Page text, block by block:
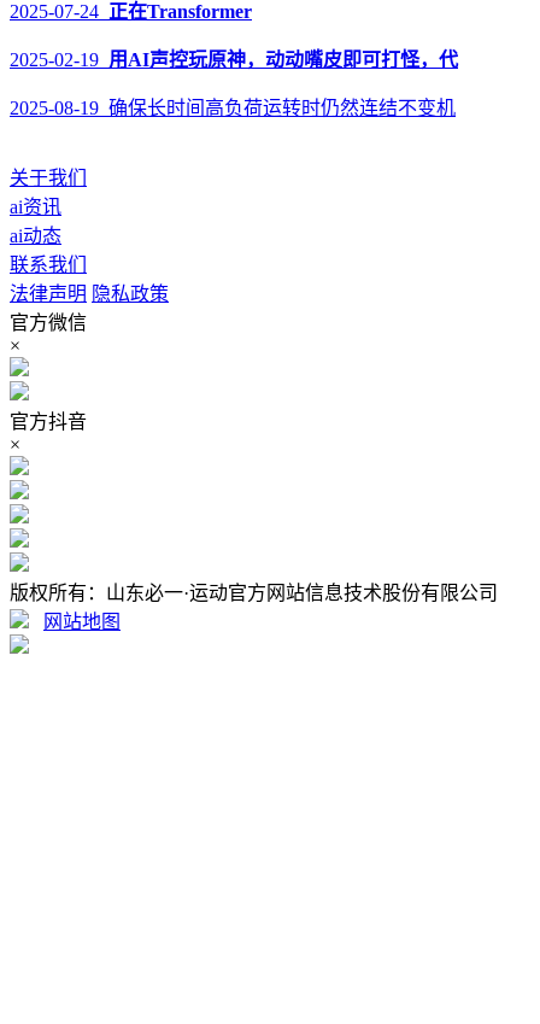
2025-07-24 正在Transformer
2025-02-19 用AI声控玩原神，动动嘴皮即可打怪，代
2025-08-19 确保长时间高负荷运转时仍然连结不变机
关于我们
ai资讯
ai动态
联系我们
法律声明 隐私政策
官方微信
×
官方抖音
×
版权所有：山东必一·运动官方网站信息技术股份有限公司
网站地图